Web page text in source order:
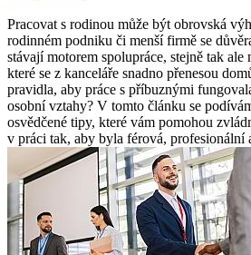
Pracovat s rodinou může být obrovská
rodinném podniku či menší firmě se
stávají motorem spolupráce, stejně tak
které se z kanceláře snadno přenesou
pravidla, aby práce s příbuznými
osobní vztahy? V tomto článku se
osvědčené tipy, které vám pomohou
v práci tak, aby byla férová, profesionální